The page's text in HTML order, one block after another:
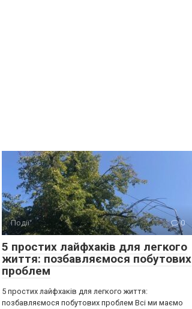
Події 0
5 простих лайфхаків для легкого
життя: позбавляємося побутових
проблем
5 простих лайфхаків для легкого життя:
позбавляємося побутових проблем Всі ми маємо